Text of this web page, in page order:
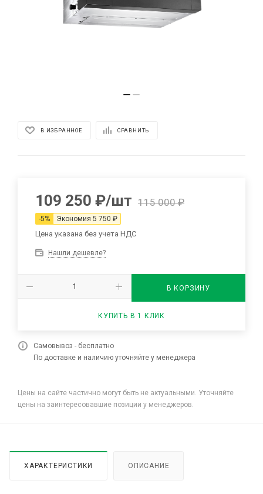
В ИЗБРАННОЕ СРАВНИТЬ
109 250 ₽/шт 115 000₽
-5% Экономия 5 750 ₽
Цена указана без учета НДС
Нашли дешевле?
В КОРЗИНУ
КУПИТЬ В 1 КЛИК
Самовывоз - бесплатно
По доставке и наличию уточняйте у менеджера
Цены на сайте частично могут быть не актуальными. Уточняйте
цены на заинтересовавшие позиции у менеджеров.
ХАРАКТЕРИСТИКИ ОПИСАНИЕ